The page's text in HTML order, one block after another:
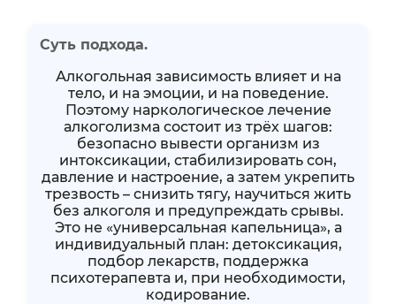
Суть подхода.
Алкогольная зависимость влияет и на
тело, и на эмоции, и на поведение.
Поэтому наркологическое лечение
алкоголизма состоит из трёх шагов:
безопасно вывести организм из
интоксикации, стабилизировать сон,
давление и настроение, а затем укрепить
трезвость – снизить тягу, научиться жить
без алкоголя и предупреждать срывы.
Это не «универсальная капельница», а
индивидуальный план: детоксикация,
подбор лекарств, поддержка
психотерапевта и, при необходимости,
кодирование.